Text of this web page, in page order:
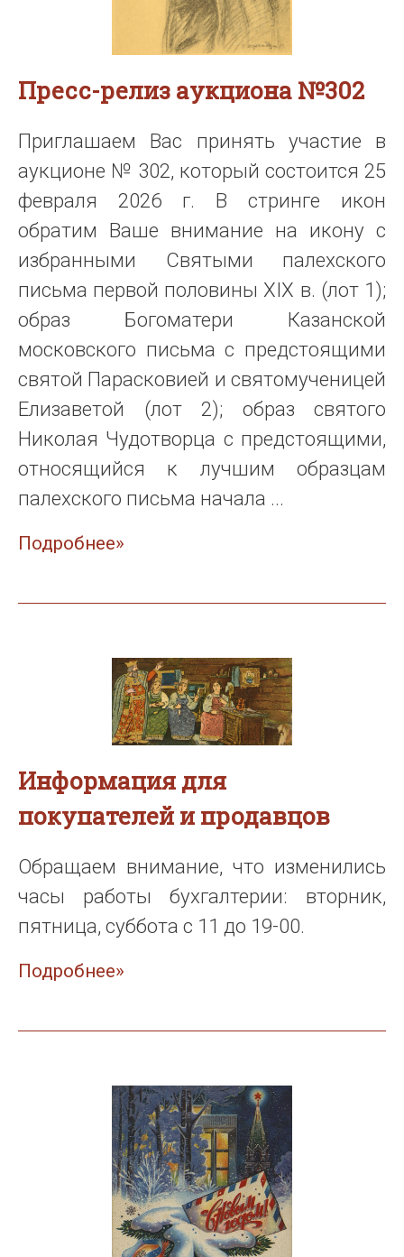
Пресс-релиз аукциона №302
Приглашаем Вас принять участие в
аукционе № 302, который состоится 25
февраля 2026 г. В стринге икон
обратим Ваше внимание на икону с
избранными Святыми палехского
письма первой половины XIX в. (лот 1);
образ Богоматери Казанской
московского письма с предстоящими
святой Парасковией и святомученицей
Елизаветой (лот 2); образ святого
Николая Чудотворца с предстоящими,
относящийся к лучшим образцам
палехского письма начала ...
Подробнее»
Информация для
покупателей и продавцов
Обращаем внимание, что изменились
часы работы бухгалтерии: вторник,
пятница, суббота с 11 до 19-00.
Подробнее»